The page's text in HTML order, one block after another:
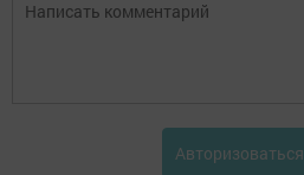
Авторизоваться